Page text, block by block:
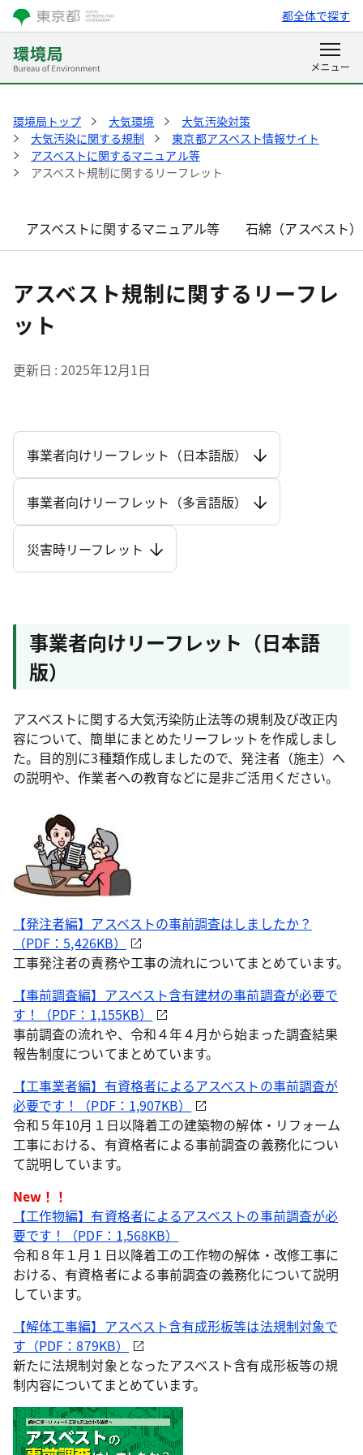
都全体で探す
環境局トップ 大気環境
大気汚染対策
大気汚染に関する規制
東京都アスベスト情報サイト
アスベストに関するマニュアル等
アスベスト規制に関するリーフレット
アスベストに関するマニュアル等 石綿（アスベスト
アスベスト規制に関するリーフレ
ット
更新日 2025年12月1日
事業者向けリーフレット（日本語版）
事業者向けリーフレット（多言語版）
災害時リーフレット
事業者向けリーフレット（日本語
版）
アスベストに関する大気汚染防止法等の規制及び改正内
容について、簡単にまとめたリーフレットを作成しまし
た。目的別に3種類作成しましたので、発注者（施主）へ
の説明や、作業者への教育などに是非ご活用ください。
【発注者編】アスベストの事前調査はしましたか？
（PDF：5,426KB）
工事発注者の責務や工事の流れについてまとめています。
【事前調査編】アスベスト含有建材の事前調査が必要で
す！（PDF：1,155KB）
事前調査の流れや、令和４年４月から始まった調査結果
報告制度についてまとめています。
【工事業者編】有資格者によるアスベストの事前調査が
必要です！（PDF：1,907KB）
令和５年10月１日以降着工の建築物の解体・リフォーム
工事における、有資格者による事前調査の義務化につい
て説明しています。
New！！
【工作物編】有資格者によるアスベストの事前調査が必
要です！（PDF：1,568KB）
令和８年１月１日以降着工の工作物の解体・改修工事に
おける、有資格者による事前調査の義務化について説明
しています。
【解体工事編】アスベスト含有成形板等は法規制対象で
す（PDF：879KB）
新たに法規制対象となったアスベスト含有成形板等の規
制内容についてまとめています。